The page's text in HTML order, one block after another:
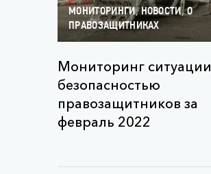
МОНИТОРИНГИ,НОВОСТИ,О
ПРАВОЗАЩИТНИКАХ
Мониторинг
безопасностью
правозащитников за
февраль 2022